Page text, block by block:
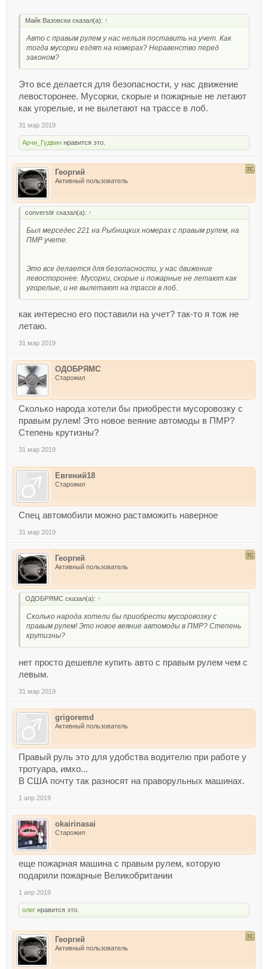
Майк Вазовски сказал(а): ↑
Авто с правым рулем у нас нельзя поставить на учет. Как
тогда мусорки ездят на номерах? Неравенство перед
законом?
Это все делается для безопасности, у нас движение
левосторонее. Мусорки, скорые и пожарные не летают
как угорелые, и не вылетают на трассе в лоб.
31 мар 2019
Арчи_Гудвин нравится это.
Георгий
Активный пользователь
converstir сказал(а): ↑
Был мерседес 221 на Рыбницких номерах с правым рулем, на
ПМР учете.
Это все делается для безопасности, у нас движение
левосторонее. Мусорки, скорые и пожарные не летают как
угорелые, и не вылетают на трассе в лоб.
как интересно его поставили на учет? так-то я тож не
летаю.
31 мар 2019
ОДОБРЯМС
Старожил
Сколько народа хотели бы приобрести мусоровозку с
правым рулем! Это новое веяние автомоды в ПМР?
Степень крутизны?
31 мар 2019
Евгений18
Старожил
Спец автомобили можно растаможить наверное
31 мар 2019
Георгий
Активный пользователь
ОДОБРЯМС сказал(а): ↑
Сколько народа хотели бы приобрести мусоровозку с
правым рулем! Это новое веяние автомоды в ПМР? Степень
крутизны?
нет просто дешевле купить авто с правым рулем чем с
левым.
31 мар 2019
grigoremd
Активный пользователь
Правый руль это для удобства водителю при работе у
тротуара, имхо...
В США почту так разносят на праворульных машинах.
1 апр 2019
okairinasai
Старожил
еще пожарная машина с правым рулем, которую
подарили пожарные Великобритании
1 апр 2019
олег нравится это.
Георгий
Активный пользователь